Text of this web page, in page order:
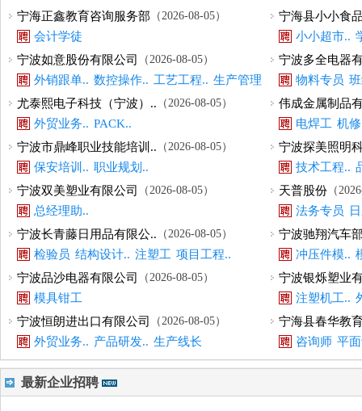
宁海正鑫教育咨询服务部 （2026-08-05）
会计学徒
宁海县小小食
小小超市..
宁波如意股份有限公司
（2026-08-05）
外销跟单.. 数控操作.. 工艺工程.. 生产管理
宁波多全电器
物料专员
尤泰熙电子科技（宁波）.. （2026-08-05）
外贸业务.. PACK..
伟成金属制品
电焊工 机
宁波市鼎峰职业技能培训.. （2026-08-05）
保安培训.. 职业规划..
宁波探美照明
技术工程..
宁波双美塑业有限公司
（2026-08-05）
总经理助..
天普股份 （
法务专员
宁波长青藤日用品有限公.. （2026-08-05）
检验员 结构设计.. 注塑工 项目工程..
宁波驰翔汽车
冲压件模..
宁波品沙电器有限公司
（2026-08-05）
模具钳工
宁波银烁塑业
注塑机工..
宁波恒朗进出口有限公司
（2026-08-05）
外贸业务.. 产品研发.. 生产线长
宁海县春华教
咨询师 平
最新企业招聘